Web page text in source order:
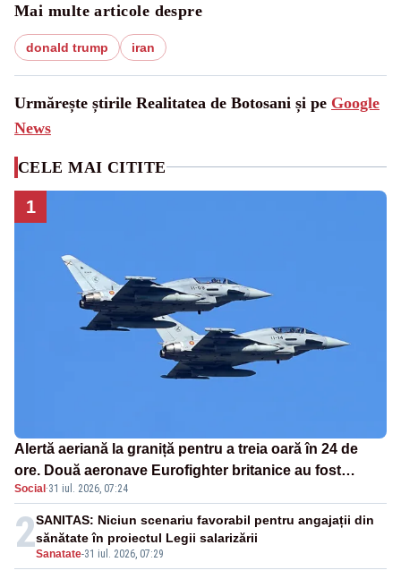
Mai multe articole despre
donald trump iran
Urmărește știrile Realitatea de Botosani și pe Google
News
CELE MAI CITITE
1
Alertă aeriană la graniță pentru a treia oară în 24 de
ore. Două aeronave Eurofighter britanice au fost
ridicate de la sol
Social ·31 iul. 2026, 07:24
2Sanatate-31 iul. 2026, 07:29
SANITAS: Niciun scenariu favorabil pentru angajații din
sănătate în proiectul Legii salarizării